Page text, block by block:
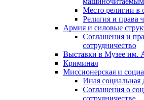
Место религии в
Религия и права
Армия и силовые
Соглашения и
сотрудничество
Выставки в Музее им.
Криминал
Миссионерская и
Иная социальная
Соглашения о